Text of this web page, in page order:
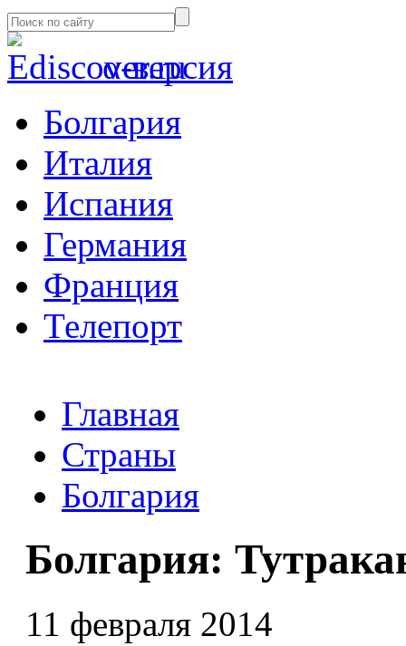
α-версия
Болгария
Италия
Испания
Германия
Франция
Телепорт
Главная
Страны
Болгария
Болгария:
11 февраля 2014